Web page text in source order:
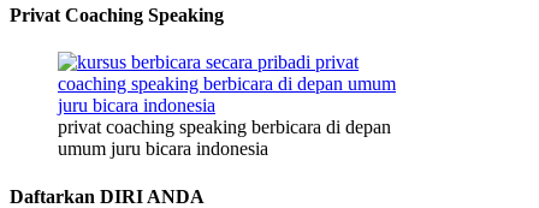
Privat Coaching Speaking
privat coaching speaking berbicara di depan
umum juru bicara indonesia
Daftarkan DIRI ANDA